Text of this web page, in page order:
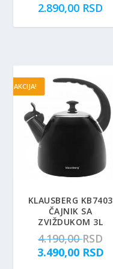
2.890,00 RSD
AKCIJA!
KLAUSBERG KB7403
ČAJNIK SA
ZVIŽDUKOM 3L
4.190,00RSD
r
3.490,00 RSDT